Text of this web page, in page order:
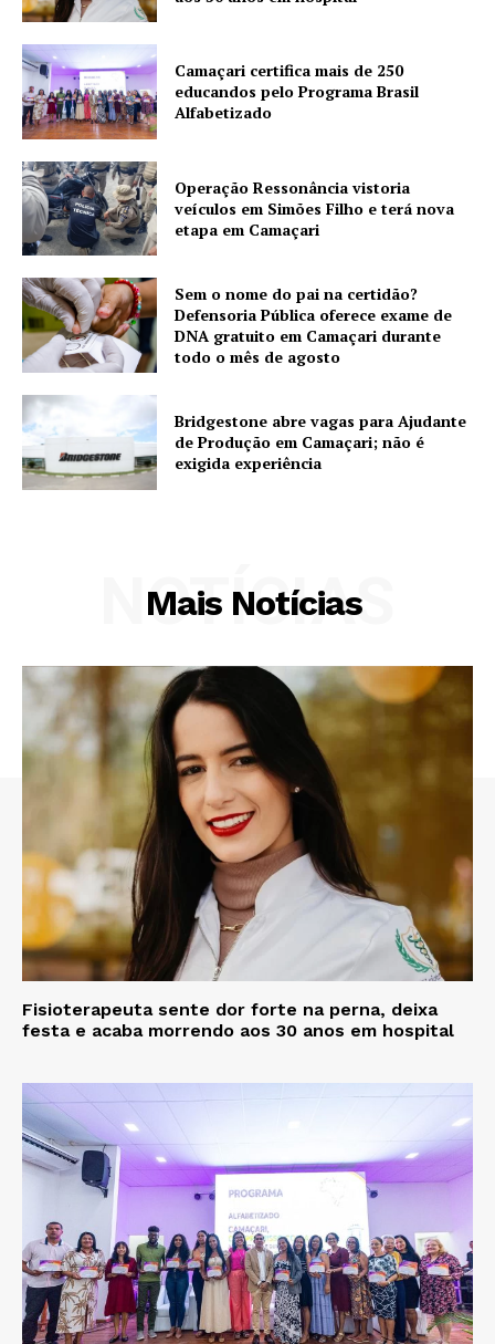
Camaçari certifica mais de 250
educandos pelo Programa Brasil
Alfabetizado
Operação Ressonância vistoria
veículos em Simões Filho e terá nova
etapa em Camaçari
Sem o nome do pai na certidão?
Defensoria Pública oferece exame de
DNA gratuito em Camaçari durante
todo o mês de agosto
Bridgestone abre vagas para Ajudante
de Produção em Camaçari; não é
exigida experiência
Mais Notícias
NOTÍCIAS
Fisioterapeuta sente dor forte na perna, deixa
festa e acaba morrendo aos 30 anos em hospital